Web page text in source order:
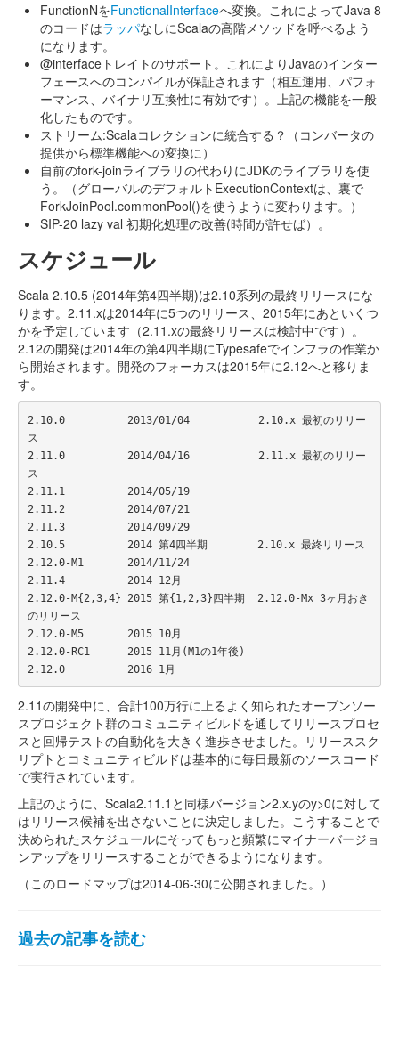
FunctionNをFunctionalInterfaceへ変換。これによってJava 8
のコードはラッパなしにScalaの高階メソッドを呼べるよう
になります。
@interfaceトレイトのサポート。これによりJavaのインター
フェースへのコンパイルが保証されます（相互運用、パフォ
ーマンス、バイナリ互換性に有効です）。上記の機能を一般
化したものです。
ストリーム:Scalaコレクションに統合する？（コンバータの
提供から標準機能への変換に）
自前のfork-joinライブラリの代わりにJDKのライブラリを使
う。（グローバルのデフォルトExecutionContextは、裏で
ForkJoinPool.commonPool()を使うように変わります。）
SIP-20 lazy val 初期化処理の改善(時間が許せば）。
スケジュール
Scala 2.10.5 (2014年第4四半期)は2.10系列の最終リリースにな
ります。2.11.xは2014年に5つのリリース、2015年にあといくつ
かを予定しています（2.11.xの最終リリースは検討中です）。
2.12の開発は2014年の第4四半期にTypesafeでインフラの作業か
ら開始されます。開発のフォーカスは2015年に2.12へと移りま
す。
2.10.0          2013/01/04           2.10.x 最初のリリー
ス
2.11.0          2014/04/16           2.11.x 最初のリリー
ス
2.11.1          2014/05/19
2.11.2          2014/07/21
2.11.3          2014/09/29
2.10.5          2014 第4四半期        2.10.x 最終リリース
2.12.0-M1       2014/11/24
2.11.4          2014 12月
2.12.0-M{2,3,4} 2015 第{1,2,3}四半期  2.12.0-Mx 3ヶ月おき
のリリース
2.12.0-M5       2015 10月
2.12.0-RC1      2015 11月(M1の1年後)
2.11の開発中に、合計100万行に上るよく知られたオープンソー
スプロジェクト群のコミュニティビルドを通してリリースプロセ
スと回帰テストの自動化を大きく進歩させました。リリーススク
リプトとコミュニティビルドは基本的に毎日最新のソースコード
で実行されています。
上記のように、Scala2.11.1と同様バージョン2.x.yのy>0に対して
はリリース候補を出さないことに決定しました。こうすることで
決められたスケジュールにそってもっと頻繁にマイナーバージョ
ンアップをリリースすることができるようになります。
（このロードマップは2014-06-30に公開されました。）
過去の記事を読む